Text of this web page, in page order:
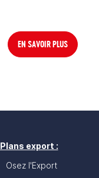
EN SAVOIR PLUS
Plans export :
Osez l'Export